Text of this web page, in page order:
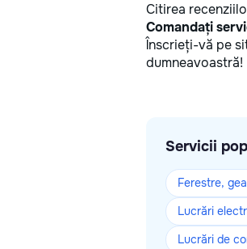
Citirea
Comandați
Înscrieți-vă pe
dumneavoastră!
Servicii
Ferestre,
Lucrări
Lucrări de